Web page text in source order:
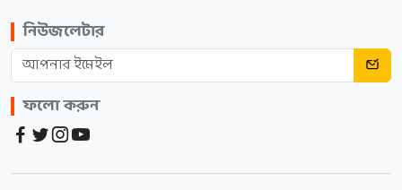
নিউজলেটার
ফলো করুন